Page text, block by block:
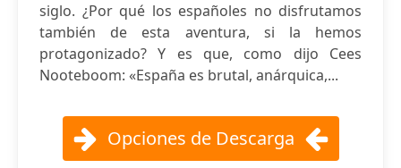
siglo. ¿Por qué los españoles no disfrutamos
también de esta aventura, si la hemos
protagonizado? Y es que, como dijo Cees
Nooteboom: «España es brutal, anárquica,...
Opciones de Descarga